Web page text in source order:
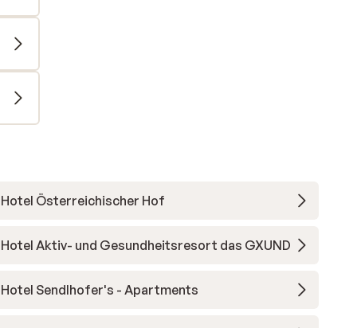
Hotel Österreichischer Hof
Hotel Aktiv- und Gesundheitsresort das GXUND
Hotel Sendlhofer's - Apartments